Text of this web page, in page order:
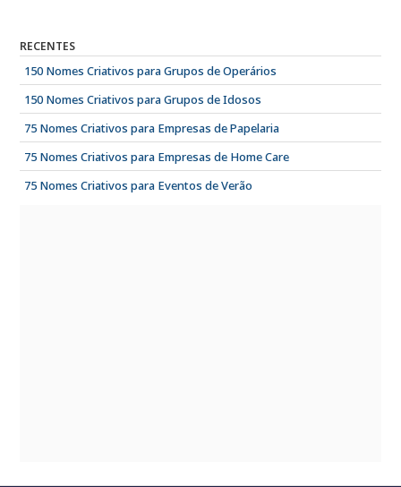
RECENTES
150 Nomes Criativos para Grupos de Operários
150 Nomes Criativos para Grupos de Idosos
75 Nomes Criativos para Empresas de Papelaria
75 Nomes Criativos para Empresas de Home Care
75 Nomes Criativos para Eventos de Verão